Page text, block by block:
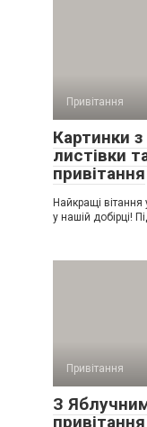
Привітання
Картинки
листівки
привітання
Найкращі
у нашій добірці!
Привітання
З